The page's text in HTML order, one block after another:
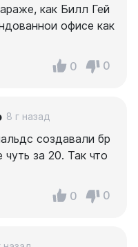
как Билл Гей
офисе как
0 0
8 г назад
создавали бр
чуть за 20. Так что
0 0